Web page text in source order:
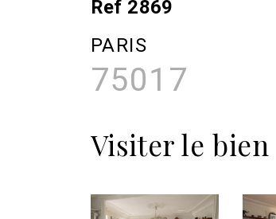
Ref 2869
PARIS
75017
Visiter le bien